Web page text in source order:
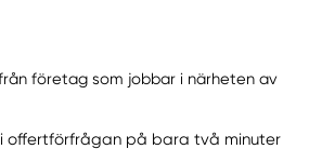
företag som jobbar i närheten av
offertförfrågan på bara två minuter